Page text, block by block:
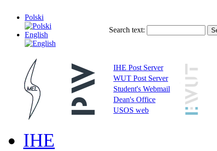
Polski
English
Search text:
IHE Post Server
WUT Post Server
Student's Webmail
Dean's Office
USOS web
IHE